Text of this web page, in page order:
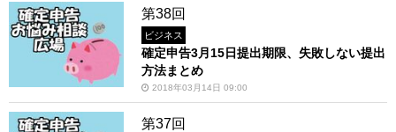
第38回
ビジネス
確定申告3月15日提出期限、失敗しない提出
方法まとめ
2018年03月14日 09:00
第37回